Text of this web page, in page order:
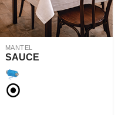
MANTEL
SAUCE